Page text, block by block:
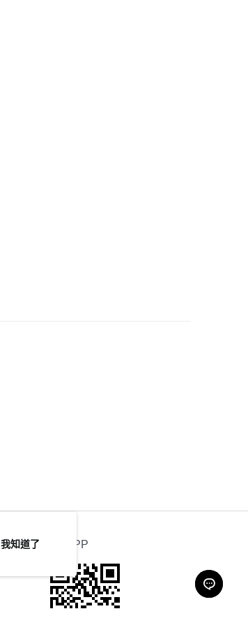
官方APP
我知道了